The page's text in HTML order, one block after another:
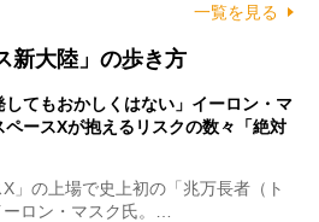
一覧を見る
新大陸」の歩き方
してもおかしくはない」イーロン・マ
ペースXが抱えるリスクの数々「絶対
」の上場で史上初の「兆万長者（ト
ロン・マスク氏。…